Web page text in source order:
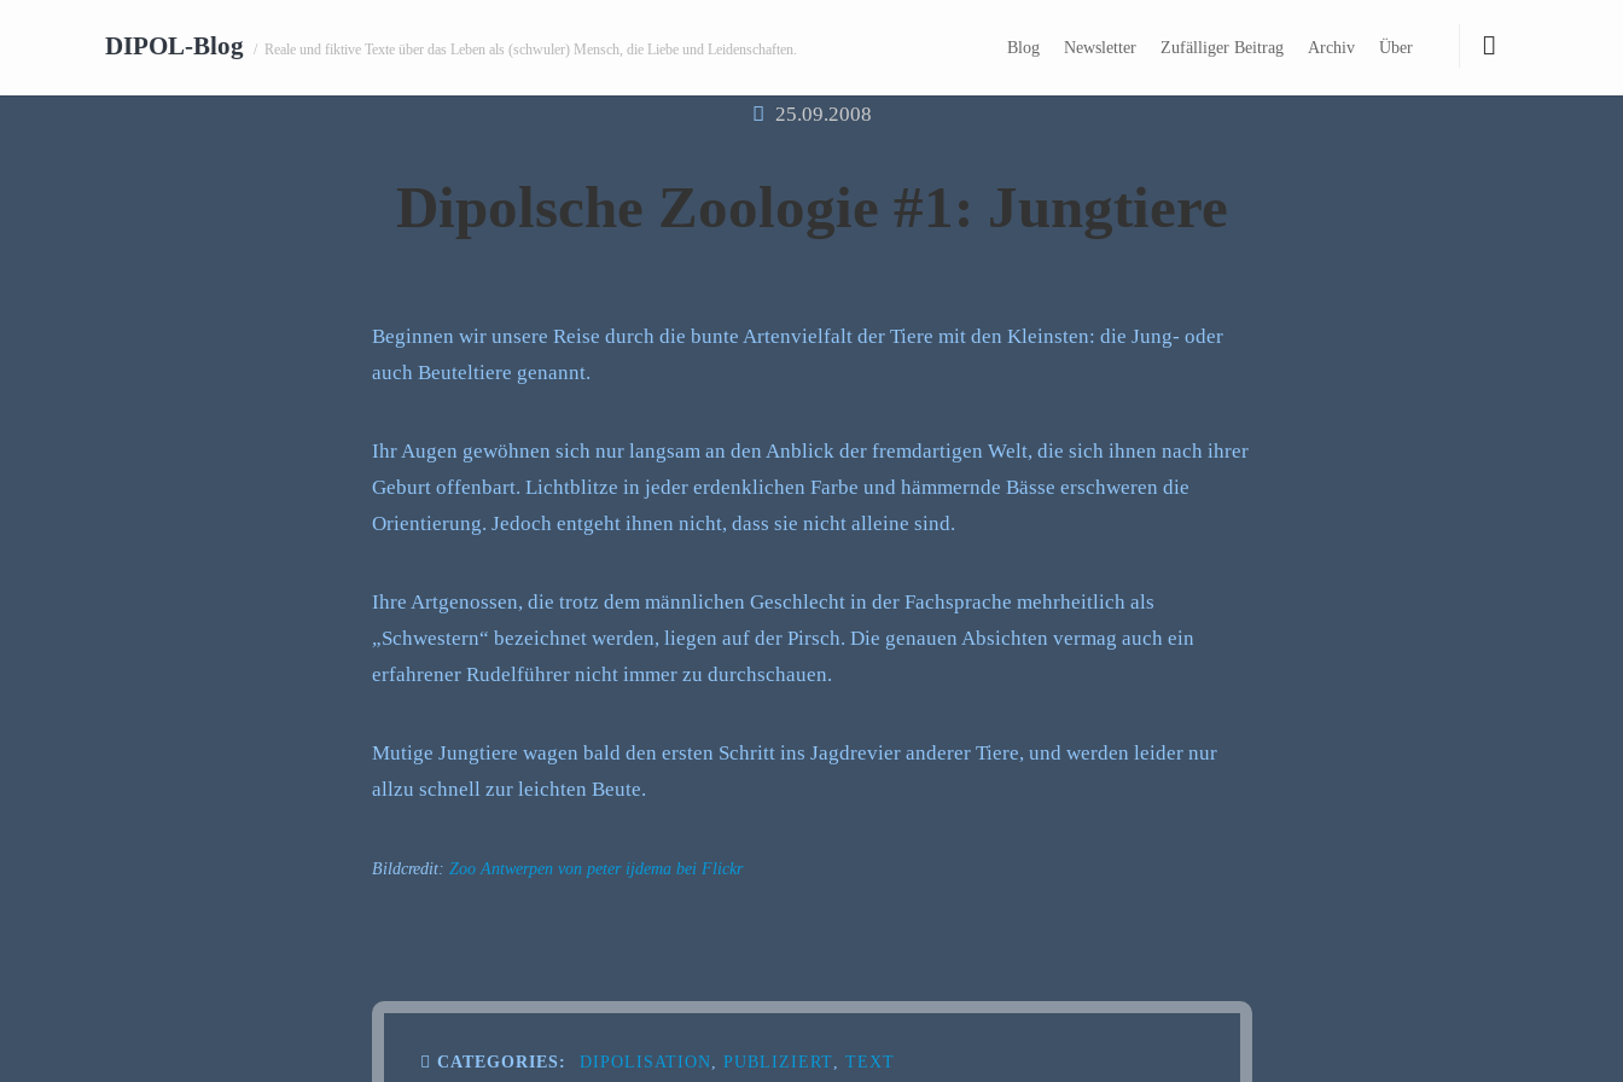
DIPOL-Blog / Reale und fiktive Texte über das Leben als (schwuler) Mensch, die Liebe und Leidenschaften. Blog Newsletter Zufälliger Beitrag Archiv Über
25.09.2008
Dipolsche Zoologie #1: Jungtiere
Beginnen wir unsere Reise durch die bunte Artenvielfalt der Tiere mit den Kleinsten: die Jung- oder
auch Beuteltiere genannt.
Ihr Augen gewöhnen sich nur langsam an den Anblick der fremdartigen Welt, die sich ihnen nach ihrer
Geburt offenbart. Lichtblitze in jeder erdenklichen Farbe und hämmernde Bässe erschweren die
Orientierung. Jedoch entgeht ihnen nicht, dass sie nicht alleine sind.
Ihre Artgenossen, die trotz dem männlichen Geschlecht in der Fachsprache mehrheitlich als
„Schwestern“ bezeichnet werden, liegen auf der Pirsch. Die genauen Absichten vermag auch ein
erfahrener Rudelführer nicht immer zu durchschauen.
Mutige Jungtiere wagen bald den ersten Schritt ins Jagdrevier anderer Tiere, und werden leider nur
allzu schnell zur leichten Beute.
Bildcredit: Zoo Antwerpen von peter ijdema bei Flickr
CATEGORIES: DIPOLISATION, PUBLIZIERT, TEXT